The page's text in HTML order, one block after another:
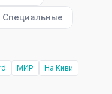
Специальные
МИР
На Киви